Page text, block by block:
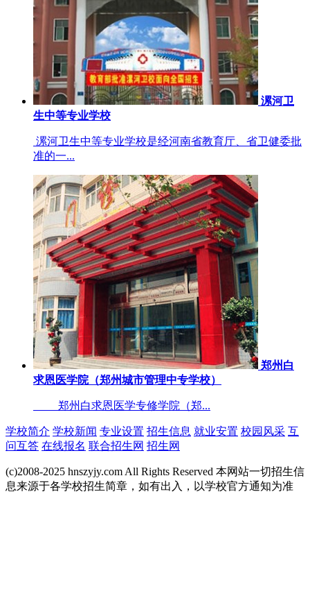
漯河卫
生中等专业学校
漯河卫生中等专业学校是经河南省教育厅、省卫健委批
准的一...
郑州白
求恩医学院（郑州城市管理中专学校）
郑州白求恩医学专修学院（郑...
学校简介 学校新闻 专业设置 招生信息 就业安置 校园风采 互
问互答 在线报名 联合招生网 招生网
(c)2008-2025 hnszyjy.com All Rights Reserved 本网站一切招生信
息来源于各学校招生简章，如有出入，以学校官方通知为准